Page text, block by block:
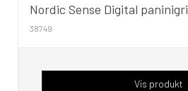
Nordic Sense Digital
38749
Vis produkt